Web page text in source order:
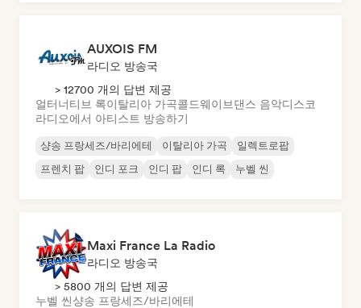
AUXOIS FM
라디오 방송국
> 12700 개의 답변 제공
얼터너티브 록이탈리아 가곡콜드웨이브댄스 음악디스코
라디오에서 아티스트 방송하기
샹송 프랑세즈/바리에테 이탈리아 가곡
일렉트로팝
프렌치 팝
인디 포크 인디 팝 인디 록 누벨 씬
Maxi France La Radio
라디오 방송국
> 5800 개의 답변 제공
누벨 씬샹송 프랑세즈/바리에테